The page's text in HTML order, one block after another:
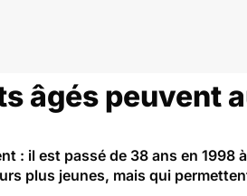
âgés peuvent
: il est passé de 38 ans en 1998
plus jeunes, mais qui